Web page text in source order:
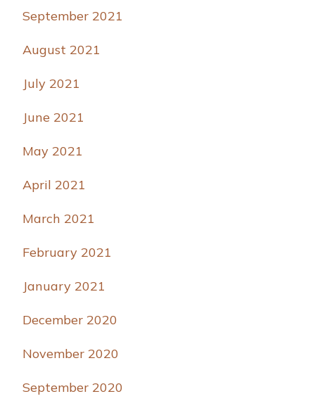
September 2021
August 2021
July 2021
June 2021
May 2021
April 2021
March 2021
February 2021
January 2021
December 2020
November 2020
September 2020